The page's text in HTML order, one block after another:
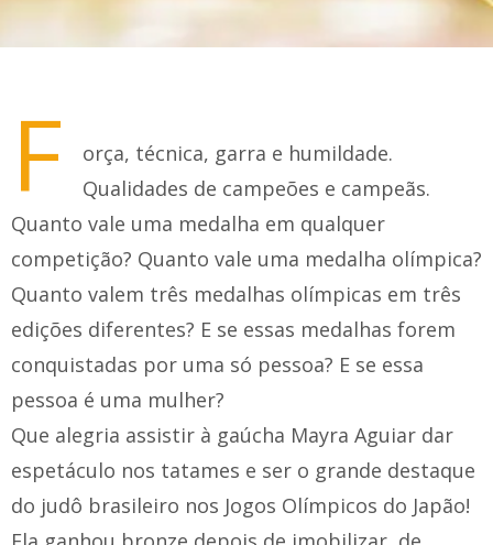
F
orça, técnica, garra e humildade.
Qualidades de campeões e campeãs.
Quanto vale uma medalha em qualquer
competição? Quanto vale uma medalha olímpica?
Quanto valem três medalhas olímpicas em três
edições diferentes? E se essas medalhas forem
conquistadas por uma só pessoa? E se essa
pessoa é uma mulher?
Que alegria assistir à gaúcha Mayra Aguiar dar
espetáculo nos tatames e ser o grande destaque
do judô brasileiro nos Jogos Olímpicos do Japão!